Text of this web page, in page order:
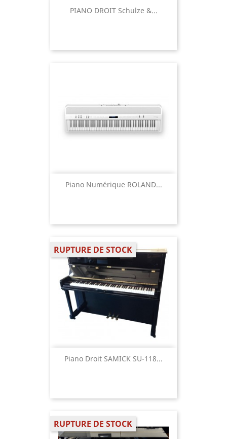
PIANO DROIT Schulze &...
Piano Numérique ROLAND...
Piano Droit SAMICK SU-118...
RUPTURE DE STOCK
RUPTURE DE STOCK